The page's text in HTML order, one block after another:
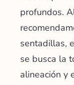
profundos.
sentadillas,
se busca la
alineación y